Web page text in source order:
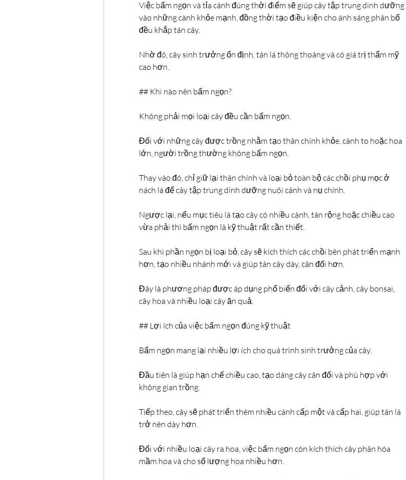
Việc bấm ngọn và tỉa cành đúng thời điểm sẽ giúp cây tập trung dinh dưỡng
vào những cành khỏe mạnh, đồng thời tạo điều kiện cho ánh sáng phân bố
đều khắp tán cây.
Nhờ đó, cây sinh trưởng ổn định, tán lá thông thoáng và có giá trị thẩm mỹ
cao hơn.
## Khi nào nên bấm ngọn?
Không phải mọi loại cây đều cần bấm ngọn.
Đối với những cây được trồng nhằm tạo thân chính khỏe, cành to hoặc hoa
lớn, người trồng thường không bấm ngọn.
Thay vào đó, chỉ giữ lại thân chính và loại bỏ toàn bộ các chồi phụ mọc ở
nách lá để cây tập trung dinh dưỡng nuôi cành và nụ chính.
Ngược lại, nếu mục tiêu là tạo cây có nhiều cành, tán rộng hoặc chiều cao
vừa phải thì bấm ngọn là kỹ thuật rất cần thiết.
Sau khi phần ngọn bị loại bỏ, cây sẽ kích thích các chồi bên phát triển mạnh
hơn, tạo nhiều nhánh mới và giúp tán cây dày, cân đối hơn.
Đây là phương pháp được áp dụng phổ biến đối với cây cảnh, cây bonsai,
cây hoa và nhiều loại cây ăn quả.
## Lợi ích của việc bấm ngọn đúng kỹ thuật
Bấm ngọn mang lại nhiều lợi ích cho quá trình sinh trưởng của cây.
Đầu tiên là giúp hạn chế chiều cao, tạo dáng cây cân đối và phù hợp với
không gian trồng.
Tiếp theo, cây sẽ phát triển thêm nhiều cành cấp một và cấp hai, giúp tán lá
trở nên dày hơn.
Đối với nhiều loại cây ra hoa, việc bấm ngọn còn kích thích cây phân hóa
mầm hoa và cho số lượng hoa nhiều hơn.